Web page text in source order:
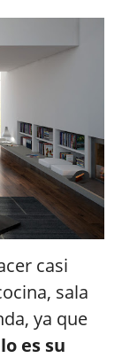
casi
sala
ya que
es su